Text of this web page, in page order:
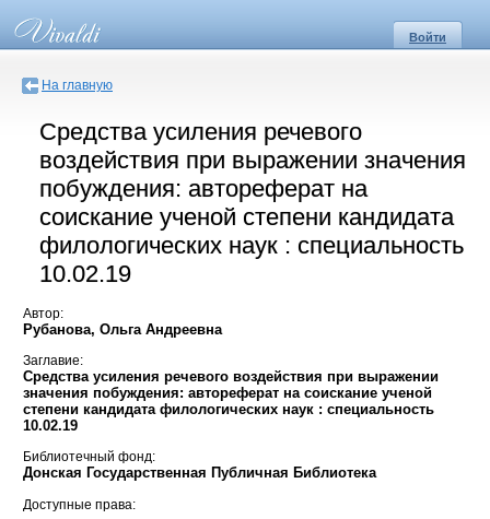
Войти
На главную
Средства усиления речевого
воздействия при выражении значения
побуждения: автореферат на
соискание ученой степени кандидата
филологических наук : специальность
10.02.19
Автор:
Рубанова, Ольга Андреевна
Заглавие:
Средства усиления речевого воздействия при выражении
значения побуждения: автореферат на соискание ученой
степени кандидата филологических наук : специальность
10.02.19
Библиотечный фонд:
Донская Государственная Публичная Библиотека
Доступные права: